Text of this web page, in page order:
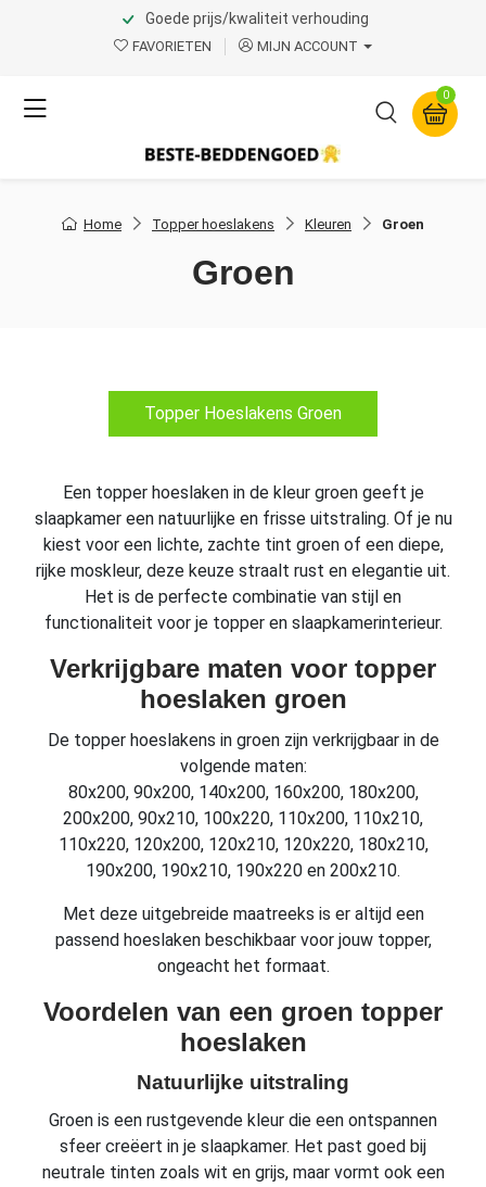
Goede prijs/kwaliteit verhouding
FAVORIETEN MIJN ACCOUNT
0
Home Topper hoeslakens Kleuren Groen
Groen
Topper Hoeslakens Groen
Een topper hoeslaken in de kleur groen geeft je
slaapkamer een natuurlijke en frisse uitstraling. Of je nu
kiest voor een lichte, zachte tint groen of een diepe,
rijke moskleur, deze keuze straalt rust en elegantie uit.
Het is de perfecte combinatie van stijl en
functionaliteit voor je topper en slaapkamerinterieur.
Verkrijgbare maten voor topper
hoeslaken groen
De topper hoeslakens in groen zijn verkrijgbaar in de
volgende maten:
80x200, 90x200, 140x200, 160x200, 180x200,
200x200, 90x210, 100x220, 110x200, 110x210,
110x220, 120x200, 120x210, 120x220, 180x210,
190x200, 190x210, 190x220 en 200x210.
Met deze uitgebreide maatreeks is er altijd een
passend hoeslaken beschikbaar voor jouw topper,
ongeacht het formaat.
Voordelen van een groen topper
hoeslaken
Natuurlijke uitstraling
Groen is een rustgevende kleur die een ontspannen
sfeer creëert in je slaapkamer. Het past goed bij
neutrale tinten zoals wit en grijs, maar vormt ook een